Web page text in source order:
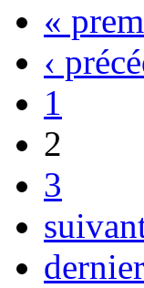
«
‹
1
2
3